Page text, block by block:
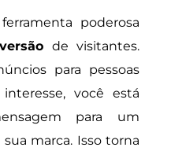
poderosa
de visitantes.
para pessoas
você está
para um
marca. Isso torna